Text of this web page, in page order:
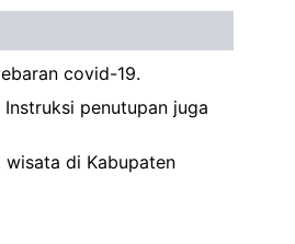
covid-19.
penutupan juga
di Kabupaten